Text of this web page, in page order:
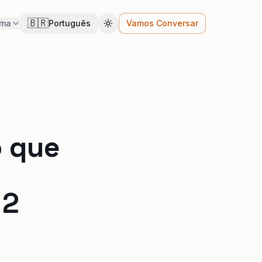
🇧🇷Português Cambiar tema
Vamos Conversar
que